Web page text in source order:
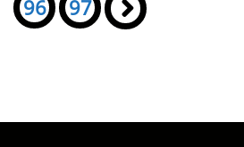
96
97 »